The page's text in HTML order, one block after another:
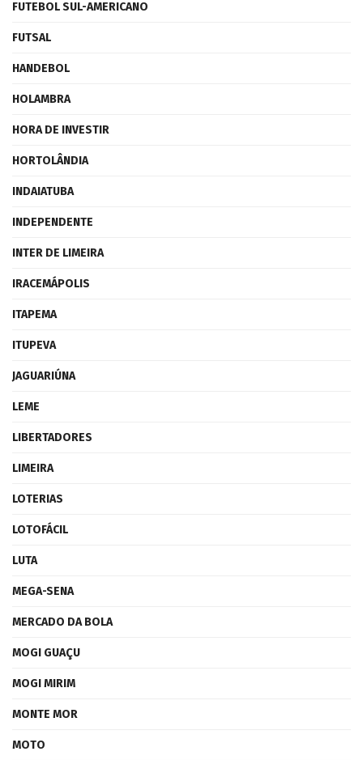
FUTEBOL SUL-AMERICANO
FUTSAL
HANDEBOL
HOLAMBRA
HORA DE INVESTIR
HORTOLÂNDIA
INDAIATUBA
INDEPENDENTE
INTER DE LIMEIRA
IRACEMÁPOLIS
ITAPEMA
ITUPEVA
JAGUARIÚNA
LEME
LIBERTADORES
LIMEIRA
LOTERIAS
LOTOFÁCIL
LUTA
MEGA-SENA
MERCADO DA BOLA
MOGI GUAÇU
MOGI MIRIM
MONTE MOR
MOTO